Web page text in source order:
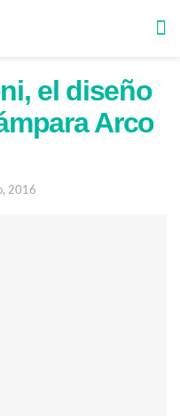
el diseño
Arco
2016